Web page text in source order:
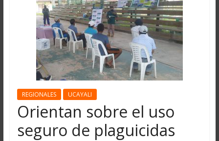
REGIONALES UCAYALI
Orientan sobre el uso
seguro de plaguicidas